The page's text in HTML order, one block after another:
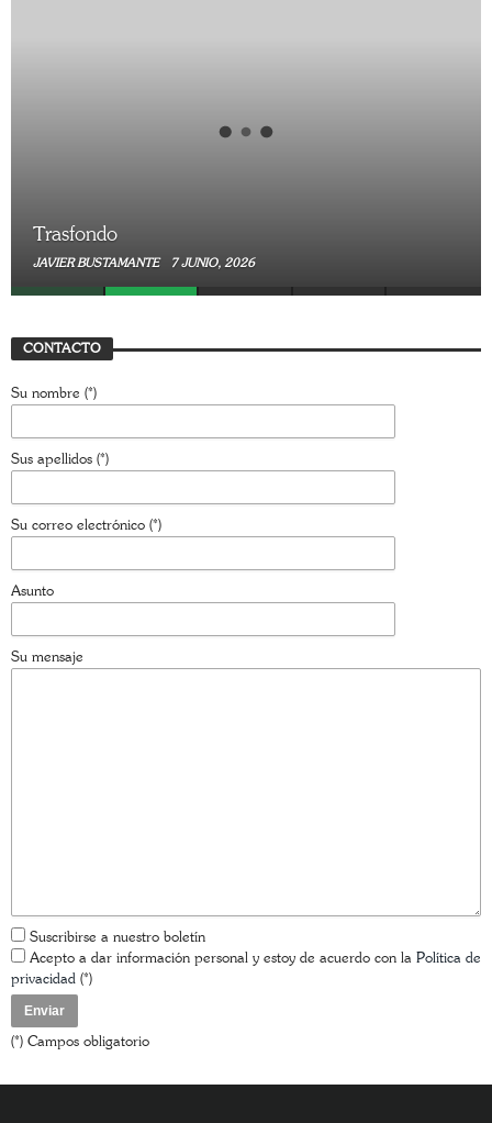
Trasfondo
JAVIER BUSTAMANTE 7 JUNIO, 2026
CONTACTO
Su nombre (*)
Sus apellidos (*)
Su correo electrónico (*)
Asunto
Su mensaje
Suscribirse a nuestro boletín
Acepto a dar información personal y estoy de acuerdo con la Política de
privacidad (*)
(*) Campos obligatorio